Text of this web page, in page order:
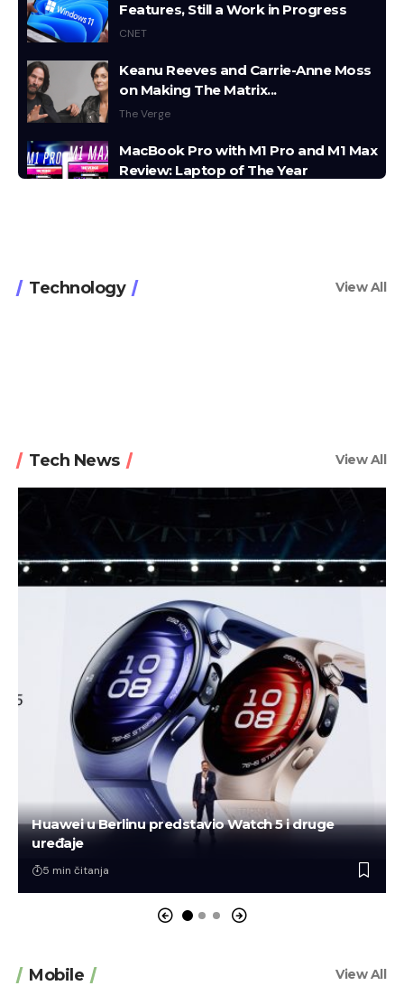
Features, Still a Work in Progress
CNET
Keanu Reeves and Carrie-Anne Moss
on Making The Matrix...
The Verge
MacBook Pro with M1 Pro and M1 Max
Review: Laptop of The Year
Google Pixel 6 and 6 Pro Hands-on:
Technology View All
Tech News View All
Huawei u Berlinu predstavio Watch 5 i druge
uređaje
5 min čitanja
Mobile View All